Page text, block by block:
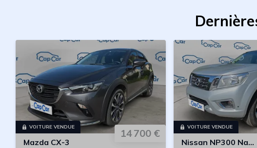
VOITURE VENDUE
14 700 €
Mazda CX-3
VOITURE VENDUE
Nissan NP300 Navara